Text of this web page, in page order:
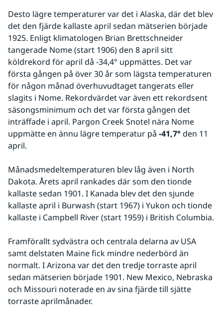
Desto lägre temperaturer var det i Alaska, där det blev
det den fjärde kallaste april sedan mätserien började
1925. Enligt klimatologen Brian Brettschneider
tangerade Nome (start 1906) den 8 april sitt
köldrekord för april då -34,4° uppmättes. Det var
första gången på över 30 år som lägsta temperaturen
för någon månad överhuvudtaget tangerats eller
slagits i Nome. Rekordvärdet var även ett rekordsent
säsongsminimum och det var första gången det
inträffade i april. Pargon Creek Snotel nära Nome
uppmätte en ännu lägre temperatur på ​​ -41,7° den 11
april.
Månadsmedeltemperaturen blev låg även i North
Dakota. Årets april rankades där som den tionde
kallaste sedan 1901. I Kanada blev det den sjunde
kallaste april i Burwash (start 1967) i Yukon och tionde
kallaste i Campbell River (start 1959) i British Columbia.
Framförallt sydvästra och centrala delarna av USA
samt delstaten Maine fick mindre nederbörd än
normalt. I Arizona var det den tredje torraste april
sedan mätserien började 1901. New Mexico, Nebraska
och Missouri noterade en av sina fjärde till sjätte
torraste aprilmånader.